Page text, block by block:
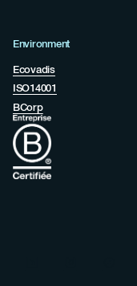
Environment
Ecovadis
ISO14001
BCorp